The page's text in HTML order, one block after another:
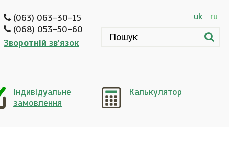
Індивідуальне
замовлення
Калькулятор
(063) 063-30-15
(068) 053-50-60
Зворотній зв'язок
uk ru